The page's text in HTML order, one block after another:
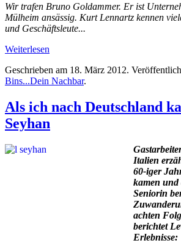
Wir trafen Bruno Goldammer. Er ist
Mülheim ansässig. Kurt Lennartz kennen
und Geschäftsleute...
Weiterlesen
Geschrieben am 18. März 2012.
Bins...Dein Nachbar.
Als ich nach Deutschland
Seyhan
Italien
60-iger
kamen und
Seniorin
achten
berichtet
Erlebnisse: